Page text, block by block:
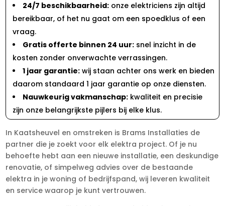
24/7 beschikbaarheid: onze elektriciens zijn altijd
bereikbaar, of het nu gaat om een spoedklus of een
vraag.
Gratis offerte binnen 24 uur: snel inzicht in de
kosten zonder onverwachte verrassingen.
1 jaar garantie: wij staan achter ons werk en bieden
daarom standaard 1 jaar garantie op onze diensten.
Nauwkeurig vakmanschap: kwaliteit en precisie
zijn onze belangrijkste pijlers bij elke klus.
In Kaatsheuvel en omstreken is Brams Installaties de
partner die je zoekt voor elk elektra project. Of je nu
behoefte hebt aan een nieuwe installatie, een deskundige
renovatie, of simpelweg advies over de bestaande
elektra in je woning of bedrijfspand, wij leveren kwaliteit
en service waarop je kunt vertrouwen.